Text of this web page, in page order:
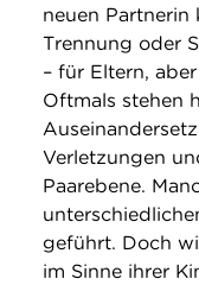
neuen Partnerin
Trennung oder
– für Eltern,
Oftmals stehen
Verletzungen
Paarebene.
geführt. Doch
im Sinne ihrer